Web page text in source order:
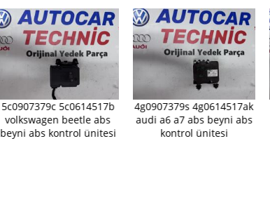
5c0907379c 5c0614517b
volkswagen beetle abs
beyni abs kontrol ünitesi
4g0907379s 4g0614517ak
audi a6 a7 abs beyni abs
kontrol ünitesi